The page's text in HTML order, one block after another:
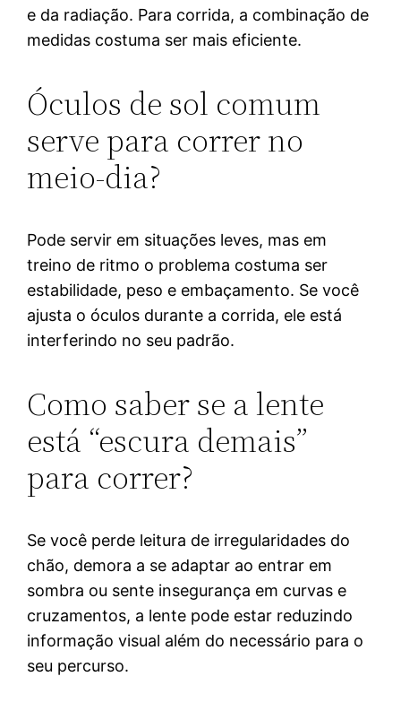
e da radiação. Para corrida, a combinação de
medidas costuma ser mais eficiente.
Óculos de sol comum
serve para correr no
meio-dia?
Pode servir em situações leves, mas em
treino de ritmo o problema costuma ser
estabilidade, peso e embaçamento. Se você
ajusta o óculos durante a corrida, ele está
interferindo no seu padrão.
Como saber se a lente
está “escura demais”
para correr?
Se você perde leitura de irregularidades do
chão, demora a se adaptar ao entrar em
sombra ou sente insegurança em curvas e
cruzamentos, a lente pode estar reduzindo
informação visual além do necessário para o
seu percurso.